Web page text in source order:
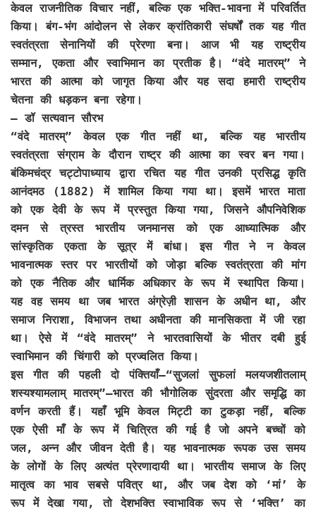
केवल राजनीतिक विचार नहीं, बल्कि एक भक्ति-भावना में परिवर्तित
किया। बंग-भंग आंदोलन से लेकर क्रांतिकारी संघर्षों तक यह गीत
स्वतंत्रता सेनानियों की प्रेरणा बना। आज भी यह राष्ट्रीय
सम्मान, एकता और स्वाभिमान का प्रतीक है। “वंदे मातरम्” ने
भारत की आत्मा को जागृत किया और यह सदा हमारी राष्ट्रीय
चेतना की धड़कन बना रहेगा।
– डॉ सत्यवान सौरभ
“वंदे मातरम्” केवल एक गीत नहीं था, बल्कि यह भारतीय
स्वतंत्रता संग्राम के दौरान राष्ट्र की आत्मा का स्वर बन गया।
बंकिमचंद्र चट्टोपाध्याय द्वारा रचित यह गीत उनकी प्रसिद्ध कृति
आनंदमठ (1882) में शामिल किया गया था। इसमें भारत माता
को एक देवी के रूप में प्रस्तुत किया गया, जिसने औपनिवेशिक
दमन से त्रस्त भारतीय जनमानस को एक आध्यात्मिक और
सांस्कृतिक एकता के सूत्र में बांधा। इस गीत ने न केवल
भावनात्मक स्तर पर भारतीयों को जोड़ा बल्कि स्वतंत्रता की मांग
को एक नैतिक और धार्मिक अधिकार के रूप में स्थापित किया।
यह वह समय था जब भारत अंग्रेज़ी शासन के अधीन था, और
समाज निराशा, विभाजन तथा अधीनता की मानसिकता में जी रहा
था। ऐसे में “वंदे मातरम्” ने भारतवासियों के भीतर दबी हुई
स्वाभिमान की चिंगारी को प्रज्वलित किया।
इस गीत की पहली दो पंक्तियाँ—“सुजलां सुफलां मलयजशीतलाम्
शस्यश्यामलाम् मातरम्”—भारत की भौगोलिक सुंदरता और समृद्धि का
वर्णन करती हैं। यहाँ भूमि केवल मिट्टी का टुकड़ा नहीं, बल्कि
एक ऐसी माँ के रूप में चित्रित की गई है जो अपने बच्चों को
जल, अन्न और जीवन देती है। यह भावनात्मक रूपक उस समय
के लोगों के लिए अत्यंत प्रेरणादायी था। भारतीय समाज के लिए
मातृत्व का भाव सबसे पवित्र था, और जब देश को ‘मां’ के
रूप में देखा गया, तो देशभक्ति स्वाभाविक रूप से ‘भक्ति’ का